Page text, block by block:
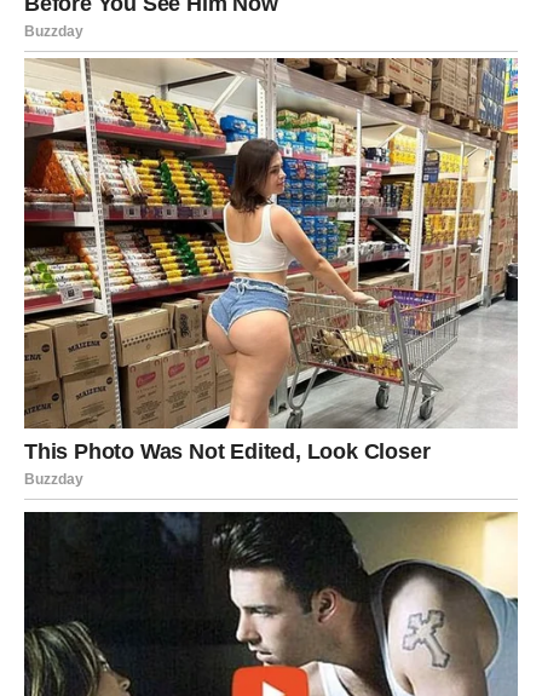
Poslije mnogo razočaranja dolazi osoba koja želi ozbiljnu
budućnost sa vama.
Srce više ne želi čekati
Pred vama su veoma važni emotivni trenuci.
VODOLIJA
Zvijezde vam donose neočekivanu ljubavnu priču koja
potpuno mijenja vaše planove.
Jedna osoba sada postaje mnogo važniji dio vašeg života
nego što ste očekivali.
Sudbina vam otvara srce
Pred vama su veoma posebni trenuci.
RIBE